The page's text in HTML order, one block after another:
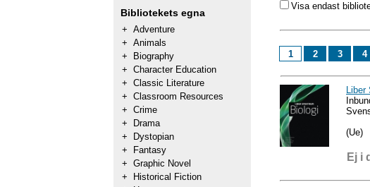
Bibliotekets egna
+ Adventure
+ Animals
+
Biography
+ Character Education
+ Classic Literature
+ Classroom Resources
+ Crime
+
Drama
+
Dystopian
+
Fantasy
+ Graphic Novel
+
Historical Fiction
Visa endast
1 2 3 4
(Ue)
Ej i